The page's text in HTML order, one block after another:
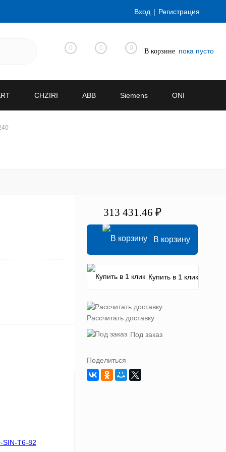
Вход Регистрация
0 0 0 В корзине пока пусто
CHZIRI ABB Siemens ONI
313 431.46 ₽
В корзину
Купить в 1 клик
Рассчитать доставку
Под заказ
Поделиться